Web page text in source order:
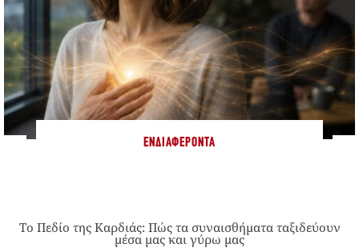
ΕΝΔΙΑΦΈΡΟΝΤΑ
Το Πεδίο της Καρδιάς: Πώς τα συναισθήματα ταξιδεύουν
μέσα μας και γύρω μας